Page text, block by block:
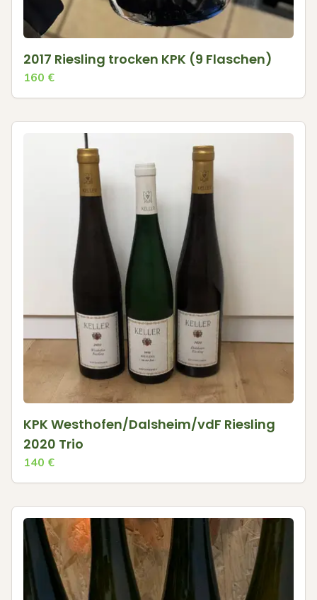
2017 Riesling trocken KPK (9 Flaschen)
160 €
KPK Westhofen/Dalsheim/vdF Riesling
2020 Trio
140 €